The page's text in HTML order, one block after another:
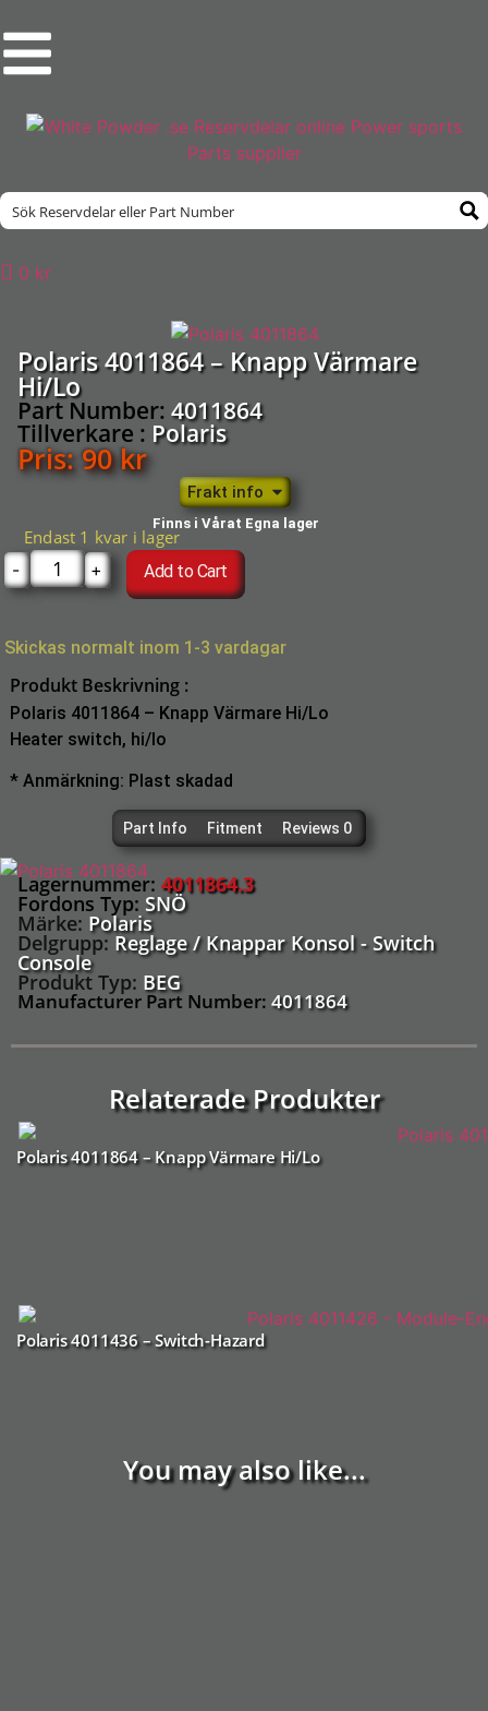
0 kr
Polaris 4011864 – Knapp Värmare
Hi/Lo
Part Number: 4011864
Tillverkare : Polaris
Pris:90kr
Frakt info
Finns i Vårat Egna lager
Endast 1 kvar i lager
-
+ Add to Cart
Skickas normalt inom 1-3 vardagar
Produkt Beskrivning :
Polaris 4011864 – Knapp Värmare Hi/Lo
Heater switch, hi/lo
* Anmärkning: Plast skadad
Part Info Fitment Reviews 0
Lagernummer: 4011864.3
Fordons Typ: SNÖ
Märke: Polaris
Delgrupp: Reglage / Knappar Konsol - Switch
Console
Produkt Typ: BEG
Manufacturer Part Number: 4011864
Relaterade Produkter
Polaris 4011864 – Knapp Värmare Hi/Lo
Polaris 4011436 – Switch-Hazard
You may also like...